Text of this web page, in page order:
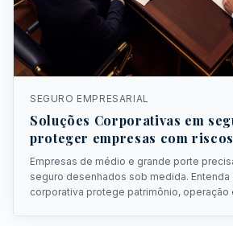
SEGURO EMPRESARIAL
Soluções Corporativas em
proteger empresas com
Empresas de médio e grande porte
seguro desenhados sob medida. Entenda
corporativa protege patrimônio, operação